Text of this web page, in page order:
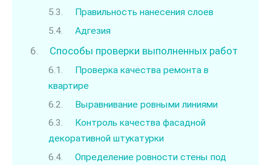
Правильность нанесения слоев
Адгезия
Способы проверки выполненных работ
Проверка качества ремонта в
квартире
Выравнивание ровными линиями
Контроль качества фасадной
декоративной штукатурки
Определение ровности стены под